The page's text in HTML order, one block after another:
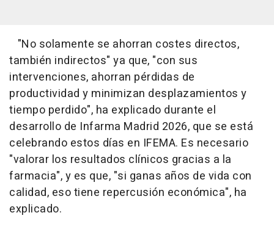
"No solamente se ahorran costes directos,
también indirectos" ya que, "con sus
intervenciones, ahorran pérdidas de
productividad y minimizan desplazamientos y
tiempo perdido", ha explicado durante el
desarrollo de Infarma Madrid 2026, que se está
celebrando estos días en IFEMA. Es necesario
"valorar los resultados clínicos gracias a la
farmacia", y es que, "si ganas años de vida con
calidad, eso tiene repercusión económica", ha
explicado.